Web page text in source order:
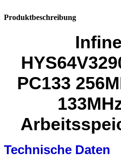
Produktbeschreibung
PC133
Technische Daten